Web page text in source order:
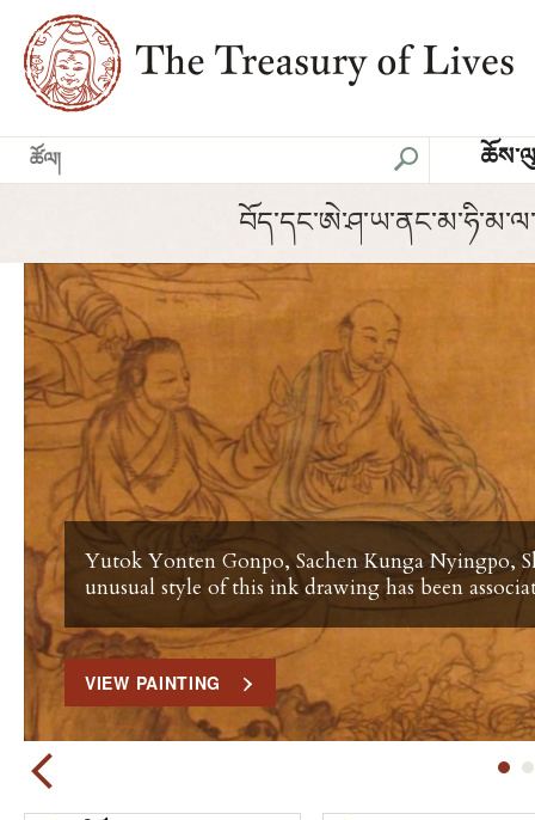
Yutok Yonten Gonpo, Sachen Kunga Nyingpo,
unusual style of this ink drawing has been
VIEW PAINTING